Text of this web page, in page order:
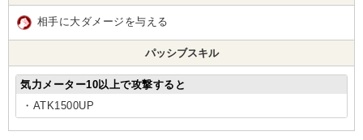
相手に大ダメージを与える
パッシブスキル
気力メーター10以上で攻撃すると
・ATK1500UP